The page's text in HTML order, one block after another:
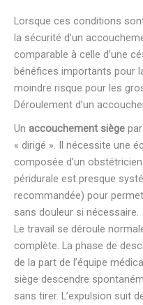
Lorsque ces conditions
la sécurité d’un
comparable à celle d’une
bénéfices importants pour
moindre risque pour les
Déroulement d’un
Un accouchement siège
« dirigé ». Il nécessite une
composée d’un
péridurale est presque
recommandée) pour
sans douleur si nécessaire.
Le travail se déroule
complète. La phase de
de la part de l’équipe
siège descendre
sans tirer. L’expulsion suit